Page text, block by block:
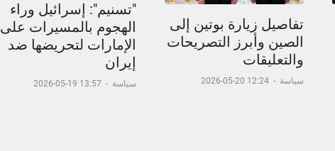
تفاصيل زيارة بوتين إلى
الصين وأبرز التصريحات
والتعليقات
سياسة -
12:24 20-05-2026
"تسنيم": إسرائيل وراء
الهجوم بالمسيرات على
الإمارات لتحريضها ضد
إيران
سياسة -
13:57 19-05-2026